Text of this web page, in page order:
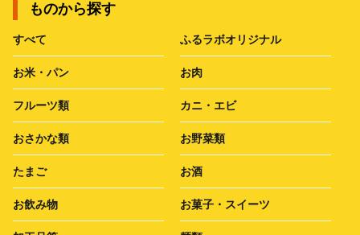
ものから探す
すべて ふるラボオリジナル
お米・パン お肉
フルーツ類 カニ・エビ
おさかな類 お野菜類
たまご お酒
お飲み物 お菓子・スイーツ